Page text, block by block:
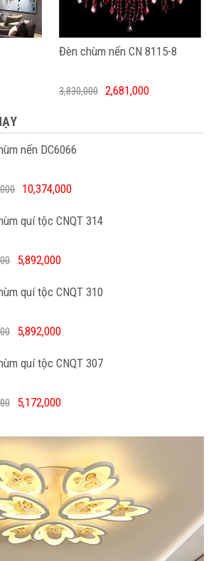
Đèn chùm nến CN 8115-8
3,830,000 2,681,000
nến DC6066
10,374,000
quí tộc CNQT 314
5,892,000
quí tộc CNQT 310
5,892,000
quí tộc CNQT 307
5,172,000